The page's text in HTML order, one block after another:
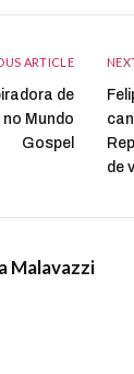
ARTICLE
de
Mundo
Gospel
de
Malavazzi